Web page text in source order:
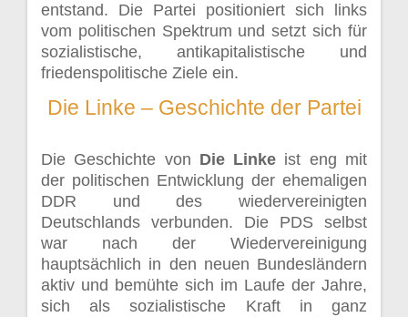
entstand. Die Partei positioniert sich links
vom politischen Spektrum und setzt sich für
sozialistische, antikapitalistische und
friedenspolitische Ziele ein.
Die Linke – Geschichte der Partei
Die Geschichte von Die Linke ist eng mit
der politischen Entwicklung der ehemaligen
DDR und des wiedervereinigten
Deutschlands verbunden. Die PDS selbst
war nach der Wiedervereinigung
hauptsächlich in den neuen Bundesländern
aktiv und bemühte sich im Laufe der Jahre,
sich als sozialistische Kraft in ganz